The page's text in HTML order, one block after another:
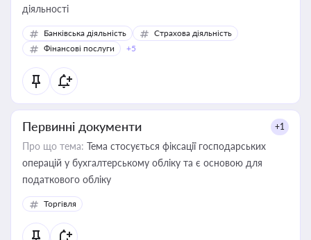
діяльності
Банківська діяльність
Страхова діяльність
Фінансові послуги
+5
Первинні документи +1
Про що тема: Тема стосується фіксації господарських
операцій у бухгалтерському обліку та є основою для
податкового обліку
Торгівля